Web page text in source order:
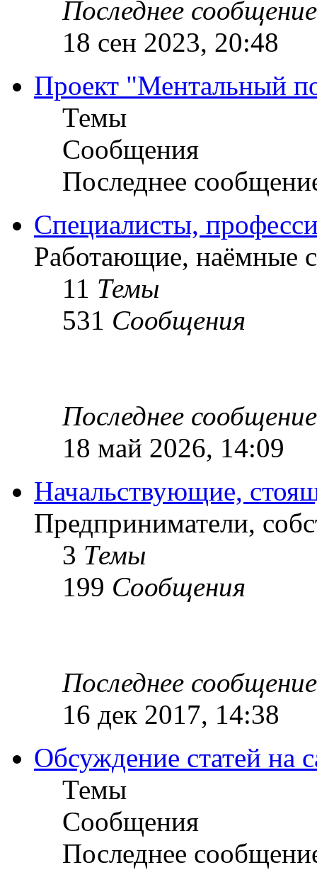
Последнее сообщение
18 сен 2023, 20:48
Проект "Ментальный
Темы
Сообщения
Последнее
Специалисты,
Работающие, наёмные
11 Темы
531 Сообщения
Последнее сообщение
18 май 2026, 14:09
Начальствующие,
Предприниматели,
3 Темы
199 Сообщения
Последнее сообщение
16 дек 2017, 14:38
Обсуждение статей на
Темы
Сообщения
Последнее